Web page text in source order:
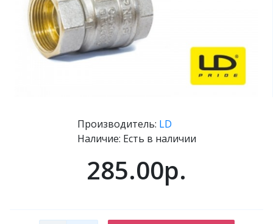
Производитель: LD
Наличие: Есть в наличии
285.00р.